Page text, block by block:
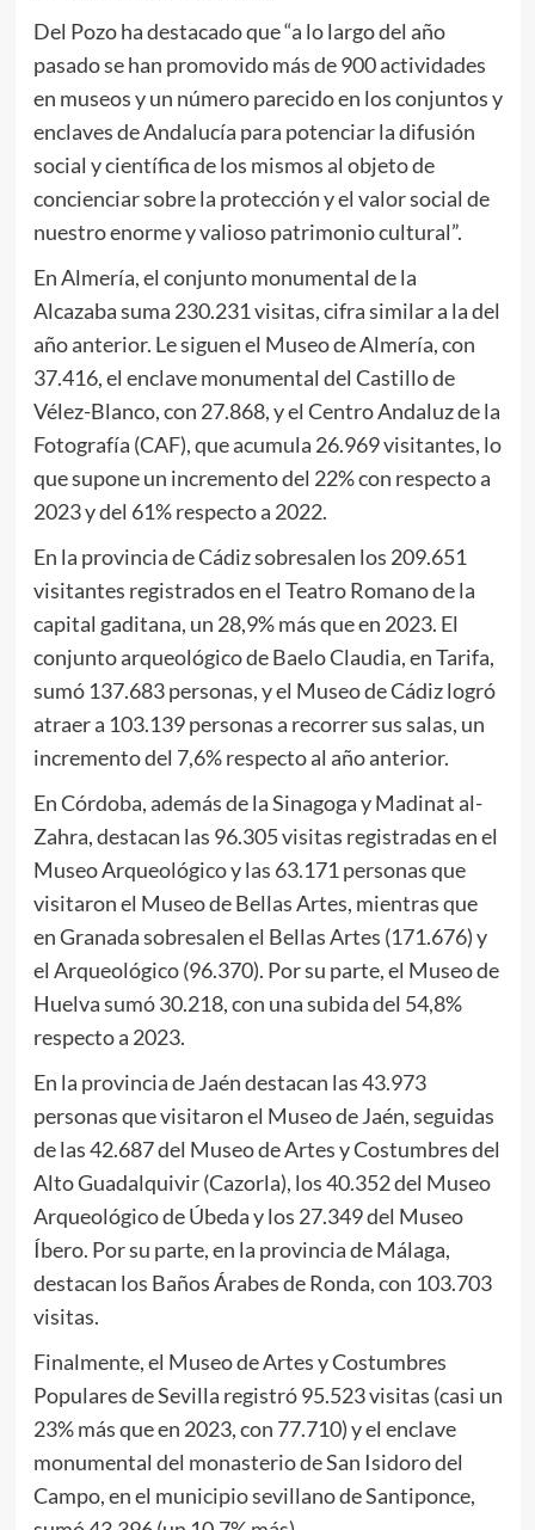
Del Pozo ha destacado que “a lo largo del año
pasado se han promovido más de 900 actividades
en museos y un número parecido en los conjuntos y
enclaves de Andalucía para potenciar la difusión
social y científica de los mismos al objeto de
concienciar sobre la protección y el valor social de
nuestro enorme y valioso patrimonio cultural”.
En Almería, el conjunto monumental de la
Alcazaba suma 230.231 visitas, cifra similar a la del
año anterior. Le siguen el Museo de Almería, con
37.416, el enclave monumental del Castillo de
Vélez-Blanco, con 27.868, y el Centro Andaluz de la
Fotografía (CAF), que acumula 26.969 visitantes, lo
que supone un incremento del 22% con respecto a
2023 y del 61% respecto a 2022.
En la provincia de Cádiz sobresalen los 209.651
visitantes registrados en el Teatro Romano de la
capital gaditana, un 28,9% más que en 2023. El
conjunto arqueológico de Baelo Claudia, en Tarifa,
sumó 137.683 personas, y el Museo de Cádiz logró
atraer a 103.139 personas a recorrer sus salas, un
incremento del 7,6% respecto al año anterior.
En Córdoba, además de la Sinagoga y Madinat al-
Zahra, destacan las 96.305 visitas registradas en el
Museo Arqueológico y las 63.171 personas que
visitaron el Museo de Bellas Artes, mientras que
en Granada sobresalen el Bellas Artes (171.676) y
el Arqueológico (96.370). Por su parte, el Museo de
Huelva sumó 30.218, con una subida del 54,8%
respecto a 2023.
En la provincia de Jaén destacan las 43.973
personas que visitaron el Museo de Jaén, seguidas
de las 42.687 del Museo de Artes y Costumbres del
Alto Guadalquivir (Cazorla), los 40.352 del Museo
Arqueológico de Úbeda y los 27.349 del Museo
Íbero. Por su parte, en la provincia de Málaga,
destacan los Baños Árabes de Ronda, con 103.703
visitas.
Finalmente, el Museo de Artes y Costumbres
Populares de Sevilla registró 95.523 visitas (casi un
23% más que en 2023, con 77.710) y el enclave
monumental del monasterio de San Isidoro del
Campo, en el municipio sevillano de Santiponce,